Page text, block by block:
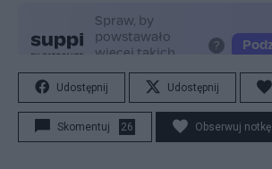
Udostępnij Udostępnij
Skomentuj 26 Obserwuj notkę